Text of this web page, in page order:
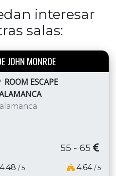
interesar
salas:
JOHN MONROE
ROOM ESCAPE
55 - 65
4.48 / 5 4.64 / 5